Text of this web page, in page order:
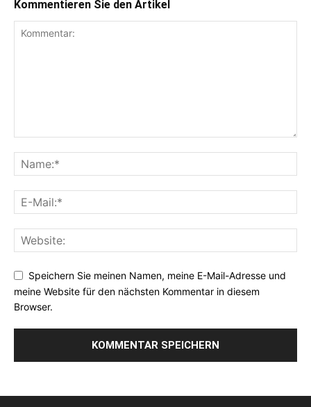
Kommentieren Sie den Artikel
Speichern Sie meinen Namen, meine E-Mail-Adresse und
meine Website für den nächsten Kommentar in diesem
Browser.